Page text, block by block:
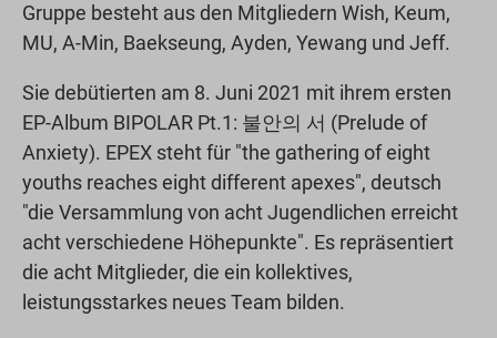
Gruppe besteht aus den Mitgliedern Wish, Keum,
MU, A-Min, Baekseung, Ayden, Yewang und Jeff.
Sie debütierten am 8. Juni 2021 mit ihrem ersten
EP-Album BIPOLAR Pt.1: 불안의 서 (Prelude of
Anxiety). EPEX steht für "the gathering of eight
youths reaches eight different apexes", deutsch
"die Versammlung von acht Jugendlichen erreicht
acht verschiedene Höhepunkte". Es repräsentiert
die acht Mitglieder, die ein kollektives,
leistungsstarkes neues Team bilden.